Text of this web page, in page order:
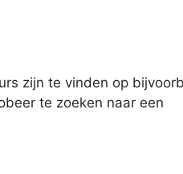
zijn te vinden op
te zoeken naar een